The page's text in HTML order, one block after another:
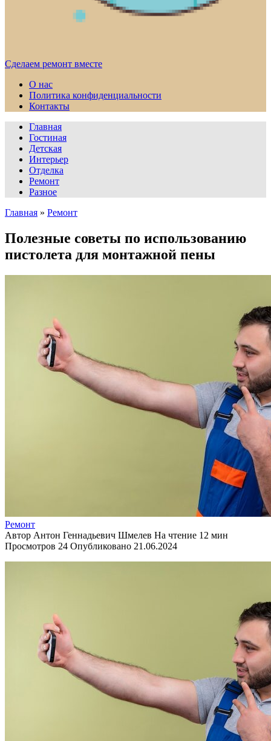
Сделаем ремонт вместе
О нас
Политика конфиденциальности
Контакты
Главная
Гостиная
Детская
Интерьер
Отделка
Ремонт
Разное
Главная » Ремонт
Полезные советы по использованию
пистолета для монтажной пены
Ремонт
Автор Антон Геннадьевич Шмелев На чтение 12 мин
Просмотров 24 Опубликовано 21.06.2024